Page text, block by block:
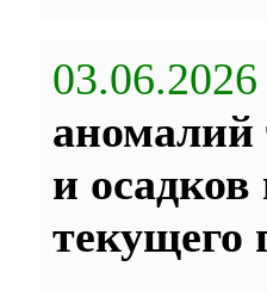
03.06.2026
аномалий
и
текущего